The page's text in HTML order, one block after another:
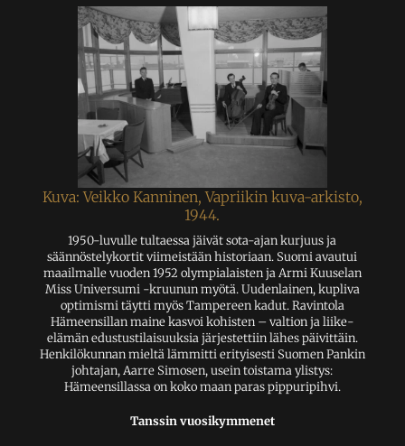
Kuva: Veikko Kanninen, Vapriikin kuva-arkisto,
1944.
1950-luvulle tultaessa jäivät sota-ajan kurjuus ja
säännöstelykortit viimeistään historiaan. Suomi avautui
maailmalle vuoden 1952 olympialaisten ja Armi Kuuselan
Miss Universumi -kruunun myötä. Uudenlainen, kupliva
optimismi täytti myös Tampereen kadut. Ravintola
Hämeensillan maine kasvoi kohisten – valtion ja liike-
elämän edustustilaisuuksia järjestettiin lähes päivittäin.
Henkilökunnan mieltä lämmitti erityisesti Suomen Pankin
johtajan, Aarre Simosen, usein toistama ylistys:
Hämeensillassa on koko maan paras pippuripihvi.
Tanssin vuosikymmenet